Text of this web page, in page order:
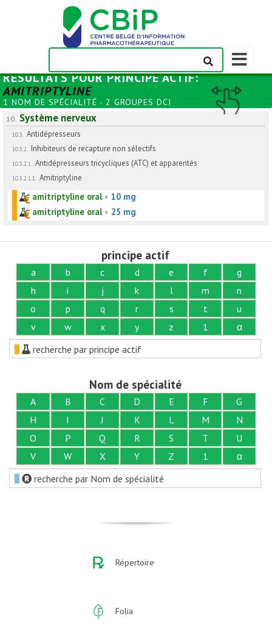
Afficher/
la
de
navigation
RÉSULTATS POURPRINCIPE ACTIF:
AMITRIPTYLINE
1 NOM DE SPÉCIALITÉ - 2 GROUPES DCI
10. Système nerveux
10.3. Antidépresseurs
10.3.2. Inhibiteurs de recapture non sélectifs
10.3.2.1. Antidépresseurs tricycliques (ATC) et apparentés
10.3.2.1.1. Amitriptyline
amitriptyline oral• 10 mg
amitriptyline oral• 25 mg
principe actif
a b c d e f
g
h
i j k l m
n
o
p q r s t
u
v
w x y z 1
α
recherche par principe actif
Nom de spécialité
A B C D E F
G
H
I J K L M
N
O
P Q R S T
U
V
W X Y Z 1
α
recherche par Nom de spécialité
Répertoire
Folia